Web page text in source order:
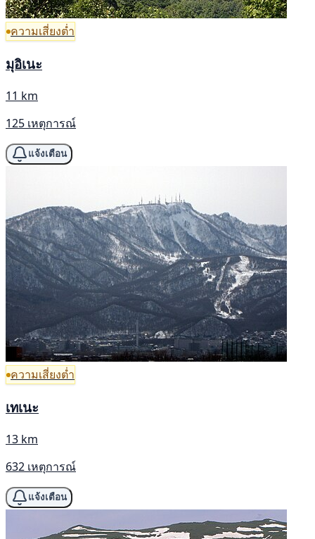
ความเสี่ยงต่ำ
มุอิเนะ
11 km
125 เหตุการณ์
แจ้งเตือน
ความเสี่ยงต่ำ
เทเนะ
13 km
632 เหตุการณ์
แจ้งเตือน